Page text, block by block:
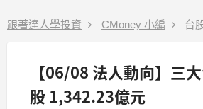
跟著達人學投資 CMoney 小編 台
【06/08 法人動向】三
股 1,342.23億元